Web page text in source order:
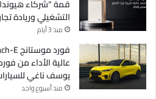
التشغيلي وريادة
منذ 3 أيام
عالية الأداء من
يوسف ناغي
منذ أسبوع واحد